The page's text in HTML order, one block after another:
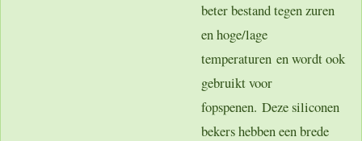
beter bestand tegen zuren
en hoge/lage
temperaturen en wordt ook
gebruikt voor
fopspenen. Deze siliconen
bekers hebben een brede